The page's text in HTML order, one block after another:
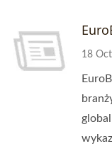
18